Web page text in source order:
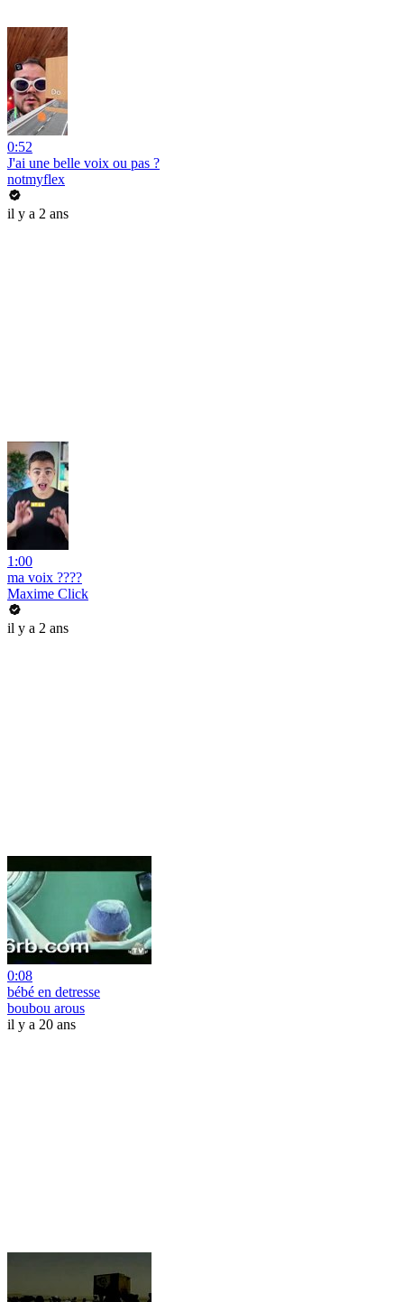
0:52
J'ai une belle voix ou pas ?
notmyflex
il y a 2 ans
1:00
ma voix ????
Maxime Click
il y a 2 ans
0:08
bébé en detresse
boubou arous
il y a 20 ans